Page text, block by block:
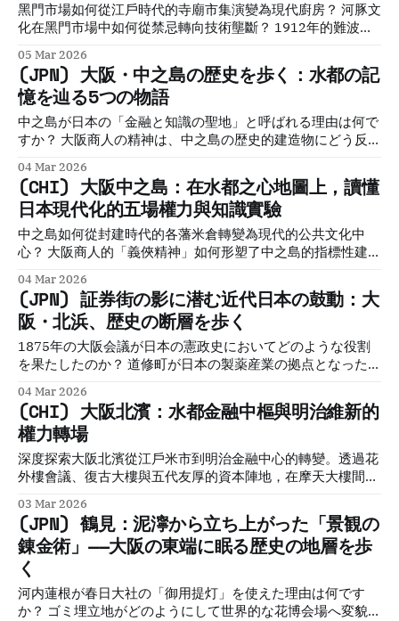
黑門市場如何從江戶時代的寺廟市集演變為現代廚房？ 河豚文
化在黑門市場中如何從禁忌轉向技術壟斷？ 1912年的難波大
Osaka: The Merchant Culture That Built Japan’s Economic
CapitalDiscover how Osaka’s merchant districts like
Dotonbori, Namba, and Shinsaibashi shaped Japan’s
economic and cultural history through centuries of trade,
entertainment, and urban evolution.Historical Travel
StoriesLawrence 空間中的歷史疊加 黑門市場不僅是餵養城
市的「大阪胃袋」，更是一座凝固時間的歷史窗口。此地的歷
史透過「空間記憶」疊加，從江戶時代的宗教庇護演變為現代
職人的技術堡壘。
05 Mar 2026
(JPN) 大阪・中之島の歴史を歩く：水都の記
憶を辿る5つの物語
中之島が日本の「金融と知識の聖地」と呼ばれる理由は何で
すか？ 大阪商人の精神は、中之島の歴史的建造物にどう反映
中之島はどう変貌したの？ Commercial Osaka: The
Merchant Culture That Built Japan’s Economic
CapitalDiscover how Osaka’s merchant districts like
Dotonbori, Namba, and Shinsaibashi shaped Japan’s
economic and cultural history through centuries of trade,
entertainment, and urban evolution.Historical Travel
StoriesLawrence 中之島 — 日本の近代を形作った「水の上
の実験室」 大阪の地図を俯瞰すると、
04 Mar 2026
(CHI) 大阪中之島：在水都之心地圖上，讀懂
日本現代化的五場權力與知識實驗
中之島如何從封建時代的各藩米倉轉變為現代的公共文化中
心？ 大阪商人的「義俠精神」如何形塑了中之島的指標性建築
本近代化有何貢獻？ Commercial Osaka: The Merchant
Culture That Built Japan’s Economic CapitalDiscover how
Osaka’s merchant districts like Dotonbori, Namba, and
Shinsaibashi shaped Japan’s economic and cultural
history through centuries of trade, entertainment, and
urban evolution.Historical Travel StoriesLawrence 流水與
石造建築間的空間考古學 中之島，這片橫臥於堂島川與土佐堀
川之間的細長沙洲，本質上是一座透過數百年土木工程形塑而
成的「都市假山」
04 Mar 2026
(JPN) 証券街の影に潜む近代日本の鼓動：大
阪・北浜、歴史の断層を歩く
1875年の大阪会議が日本の憲政史においてどのような役割
を果たしたのか？ 道修町が日本の製薬産業の拠点となった歴
みに残る江戸時代の名残とは？ Commercial Osaka: The
Merchant Culture That Built Japan’s Economic
CapitalDiscover how Osaka’s merchant districts like
Dotonbori, Namba, and Shinsaibashi shaped Japan’s
economic and cultural history through centuries of trade,
entertainment, and urban evolution.Historical Travel
StoriesLawrence 大阪・北浜。土佐堀川の緩やかな流れに沿
って近代建築が端然と並ぶこの地は、日本の近代化という壮
大な実験における「戦略的結節点」であった。かつて江戸の
経済を支えた米市場と貨幣交換の地は、明治という動乱期を
経
04 Mar 2026
(CHI) 大阪北濱：水都金融中樞與明治維新的
權力轉場
深度探索大阪北濱從江戶米市到明治金融中心的轉變。透過花
外樓會議、復古大樓與五代友厚的資本陣地，在摩天大樓間挖
03 Mar 2026
(JPN) 鶴見：泥濘から立ち上がった「景観の
錬金術」——大阪の東端に眠る歴史の地層を歩
く
河内蓮根が春日大社の「御用提灯」を使えた理由は何です
か？ ゴミ埋立地がどのようにして世界的な花博会場へ変貌し